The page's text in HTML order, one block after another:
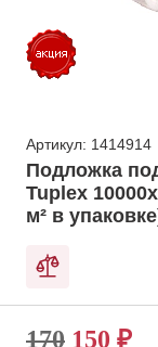
Артикул: 1414914
Подложка
Tuplex
м² в
170 150 ₽